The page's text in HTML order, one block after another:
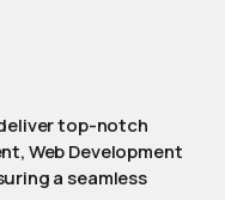
top-notch
Web Development
a seamless